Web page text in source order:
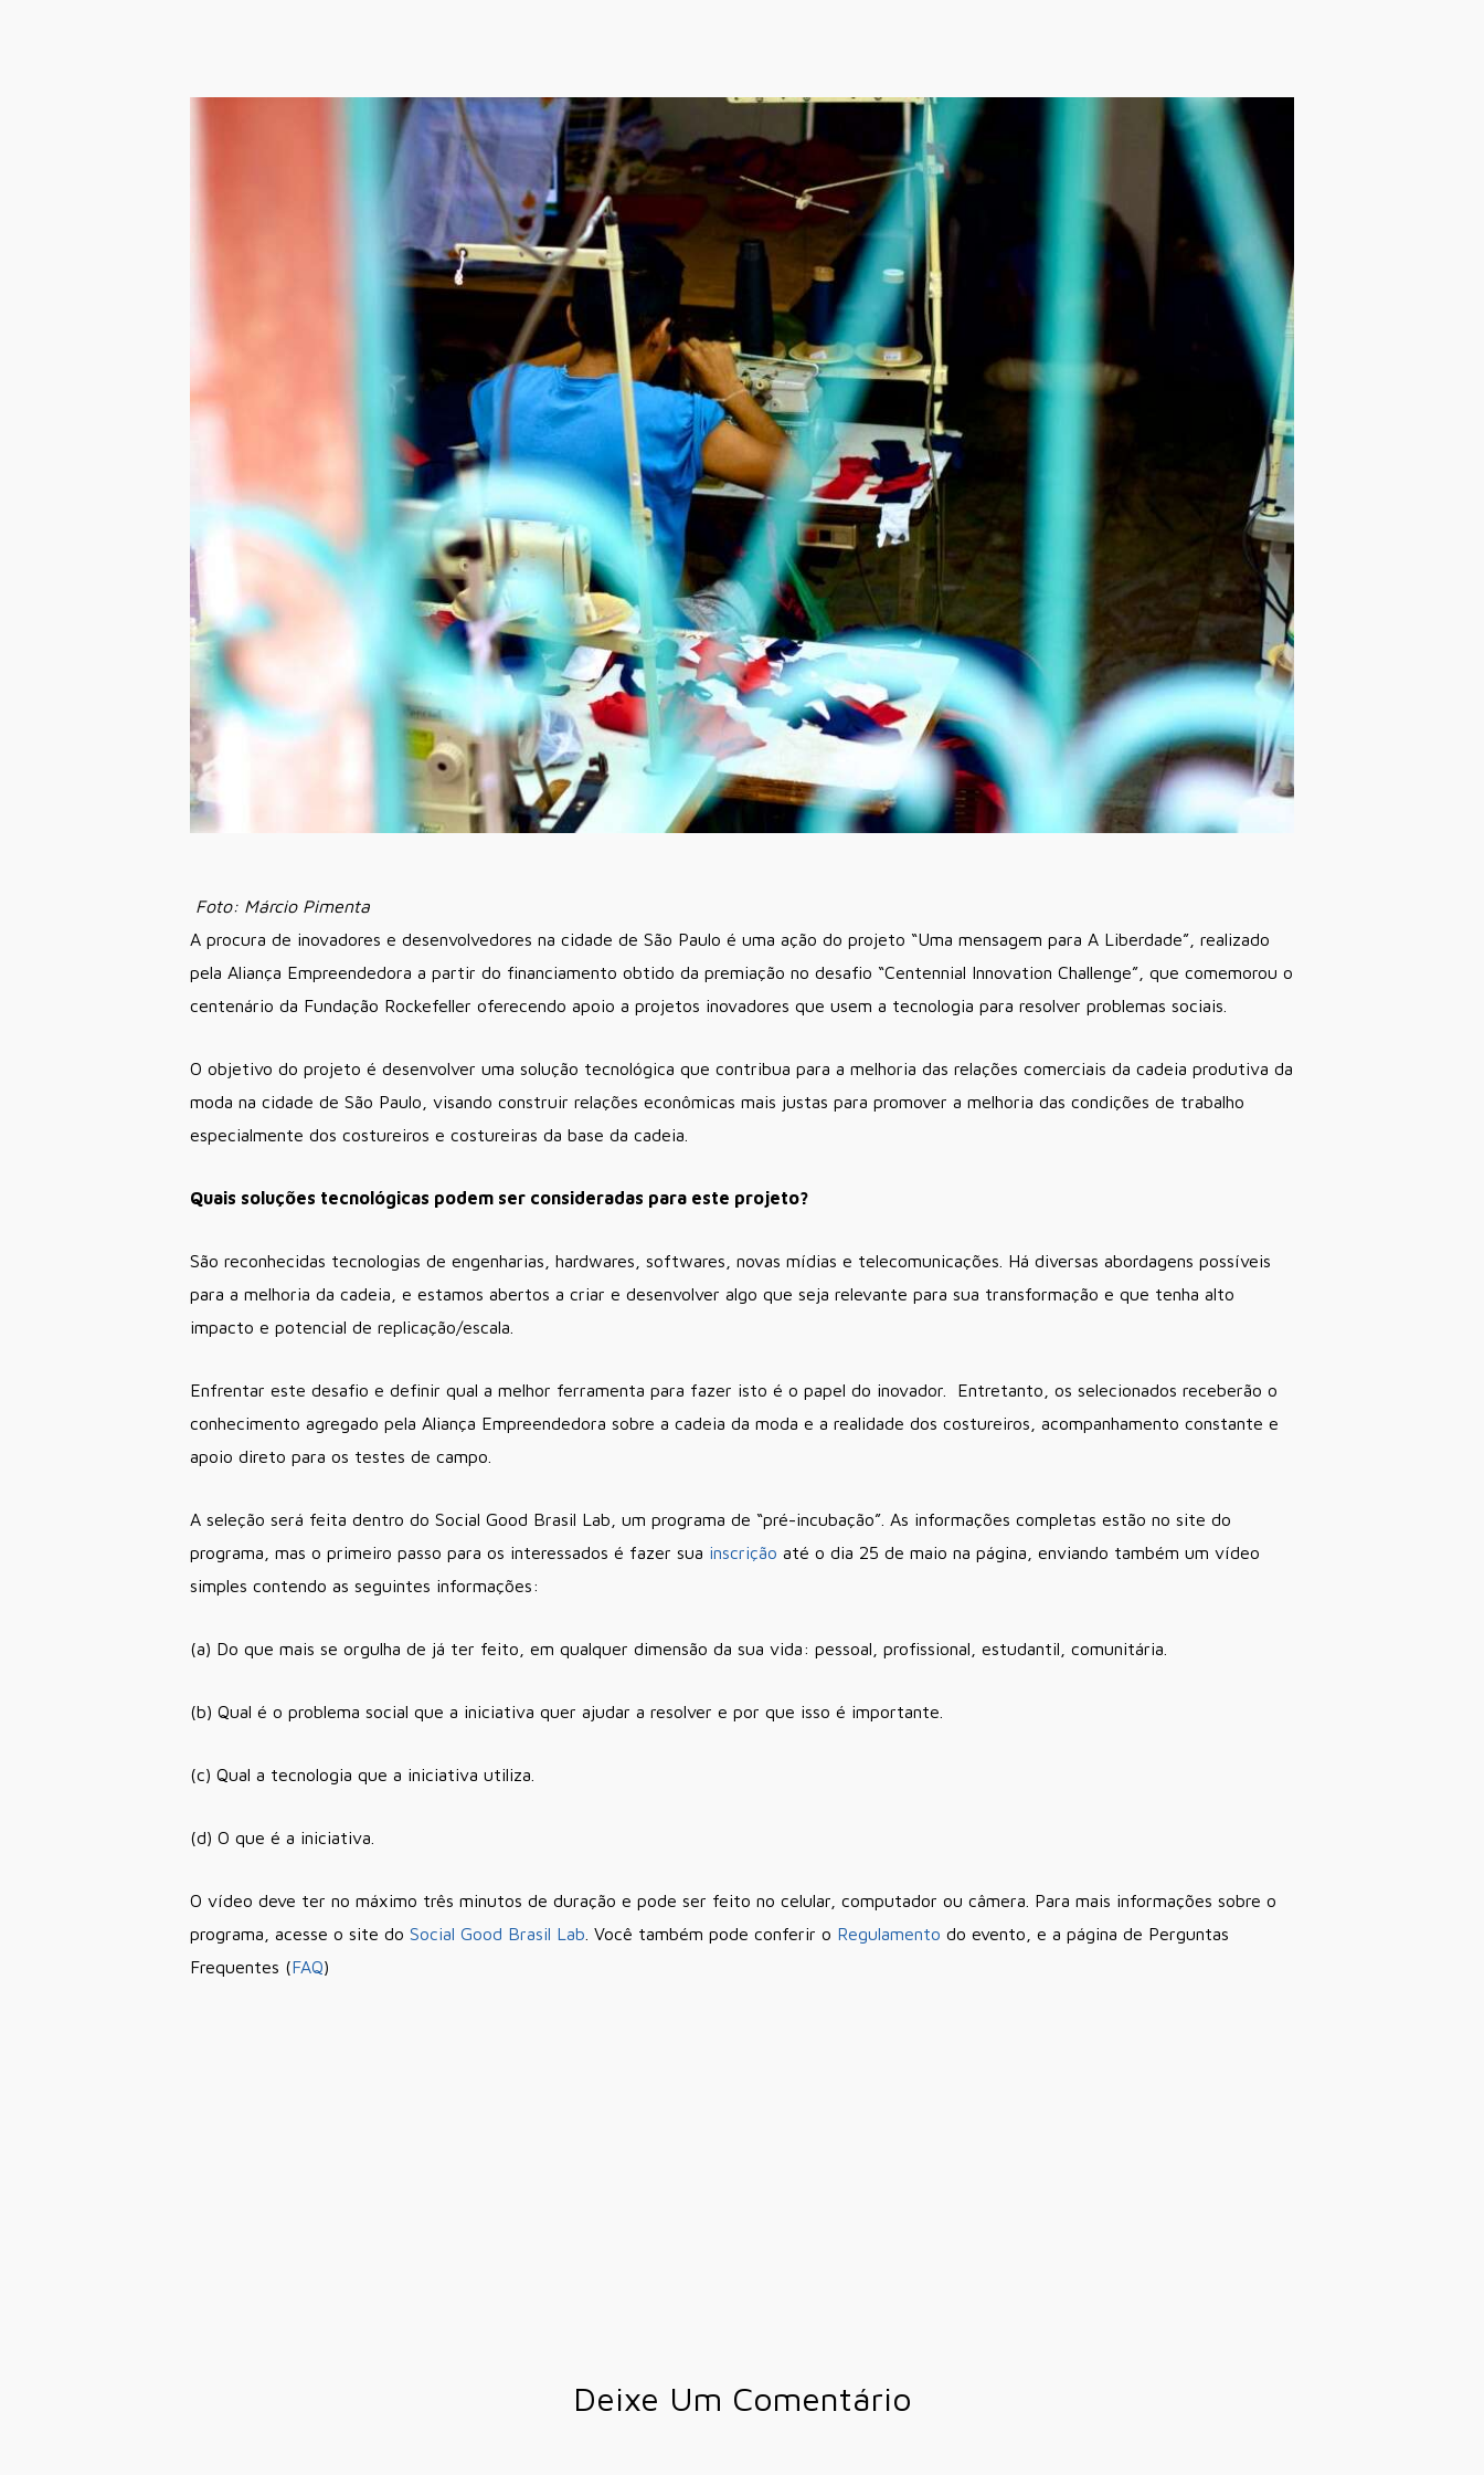
Foto: Márcio Pimenta
A procura de inovadores e desenvolvedores na cidade de São Paulo é uma ação do projeto “Uma mensagem para A Liberdade”, realizado
pela Aliança Empreendedora a partir do financiamento obtido da premiação no desafio “Centennial Innovation Challenge”, que comemorou o
centenário da Fundação Rockefeller oferecendo apoio a projetos inovadores que usem a tecnologia para resolver problemas sociais.
O objetivo do projeto é desenvolver uma solução tecnológica que contribua para a melhoria das relações comerciais da cadeia produtiva da
moda na cidade de São Paulo, visando construir relações econômicas mais justas para promover a melhoria das condições de trabalho
especialmente dos costureiros e costureiras da base da cadeia.
Quais soluções tecnológicas podem ser consideradas para este projeto?
São reconhecidas tecnologias de engenharias, hardwares, softwares, novas mídias e telecomunicações. Há diversas abordagens possíveis
para a melhoria da cadeia, e estamos abertos a criar e desenvolver algo que seja relevante para sua transformação e que tenha alto
impacto e potencial de replicação/escala.
Enfrentar este desafio e definir qual a melhor ferramenta para fazer isto é o papel do inovador. Entretanto, os selecionados receberão o
conhecimento agregado pela Aliança Empreendedora sobre a cadeia da moda e a realidade dos costureiros, acompanhamento constante e
apoio direto para os testes de campo.
A seleção será feita dentro do Social Good Brasil Lab, um programa de “pré-incubação”. As informações completas estão no site do
programa, mas o primeiro passo para os interessados é fazer sua inscrição até o dia 25 de maio na página, enviando também um vídeo
simples contendo as seguintes informações:
(a) Do que mais se orgulha de já ter feito, em qualquer dimensão da sua vida: pessoal, profissional, estudantil, comunitária.
(b) Qual é o problema social que a iniciativa quer ajudar a resolver e por que isso é importante.
(c) Qual a tecnologia que a iniciativa utiliza.
(d) O que é a iniciativa.
O vídeo deve ter no máximo três minutos de duração e pode ser feito no celular, computador ou câmera. Para mais informações sobre o
programa, acesse o site do Social Good Brasil Lab . Você também pode conferir o Regulamento do evento, e a página de Perguntas
Frequentes (FAQ)
Deixe Um Comentário